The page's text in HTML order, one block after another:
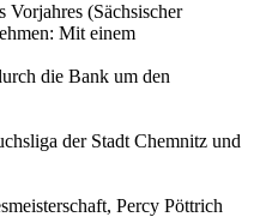
Vorjahres (Sächsischer
Mit einem
die Bank um den
der Stadt Chemnitz und
Percy Pöttrich